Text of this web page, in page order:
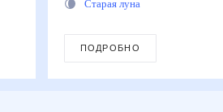
Старая луна
ПОДРОБНО